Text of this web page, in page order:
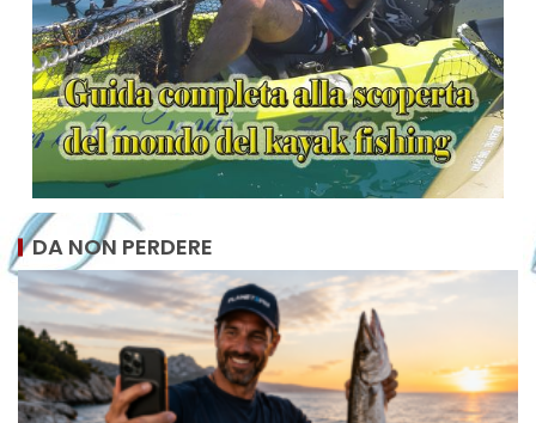
DA NON PERDERE